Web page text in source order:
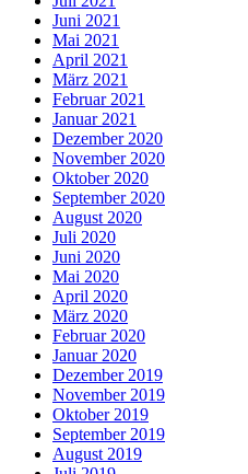
Juni 2021
Mai 2021
April 2021
März 2021
Februar 2021
Januar 2021
Dezember 2020
November 2020
Oktober 2020
September 2020
August 2020
Juli 2020
Juni 2020
Mai 2020
April 2020
März 2020
Februar 2020
Januar 2020
Dezember 2019
November 2019
Oktober 2019
September 2019
August 2019